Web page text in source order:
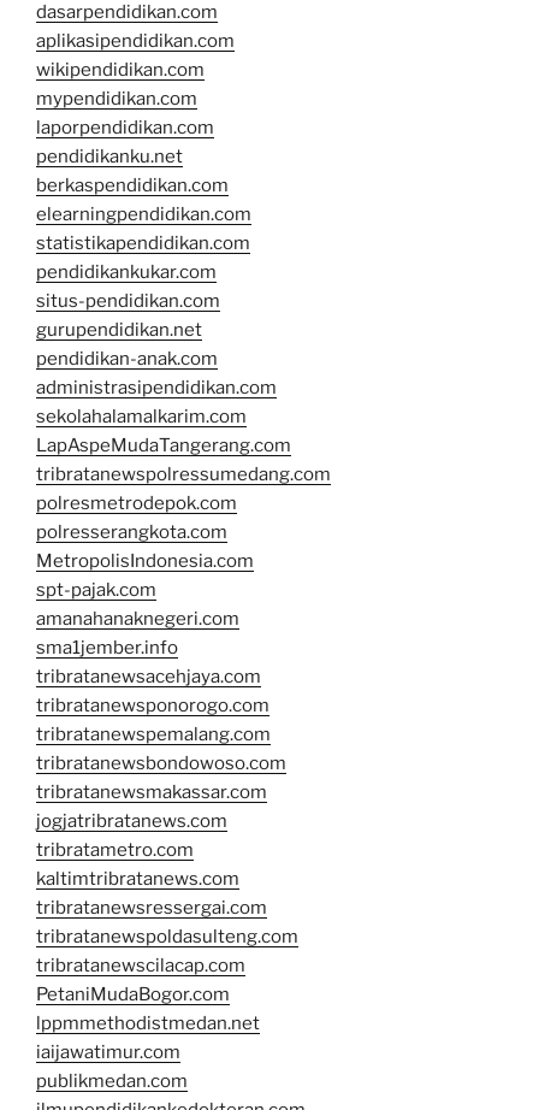
dasarpendidikan.com
aplikasipendidikan.com
wikipendidikan.com
mypendidikan.com
laporpendidikan.com
pendidikanku.net
berkaspendidikan.com
elearningpendidikan.com
statistikapendidikan.com
pendidikankukar.com
situs-pendidikan.com
gurupendidikan.net
pendidikan-anak.com
administrasipendidikan.com
sekolahalamalkarim.com
LapAspeMudaTangerang.com
tribratanewspolressumedang.com
polresmetrodepok.com
polresserangkota.com
MetropolisIndonesia.com
spt-pajak.com
amanahanaknegeri.com
sma1jember.info
tribratanewsacehjaya.com
tribratanewsponorogo.com
tribratanewspemalang.com
tribratanewsbondowoso.com
tribratanewsmakassar.com
jogjatribratanews.com
tribratametro.com
kaltimtribratanews.com
tribratanewsressergai.com
tribratanewspoldasulteng.com
tribratanewscilacap.com
PetaniMudaBogor.com
lppmmethodistmedan.net
iaijawatimur.com
publikmedan.com